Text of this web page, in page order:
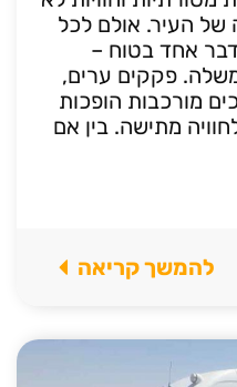
העיר. אולם לכל
דבר אחד בטוח –
פקקים ערים,
מורכבות הופכות
מתישה. בין אם
להמשך קריאה